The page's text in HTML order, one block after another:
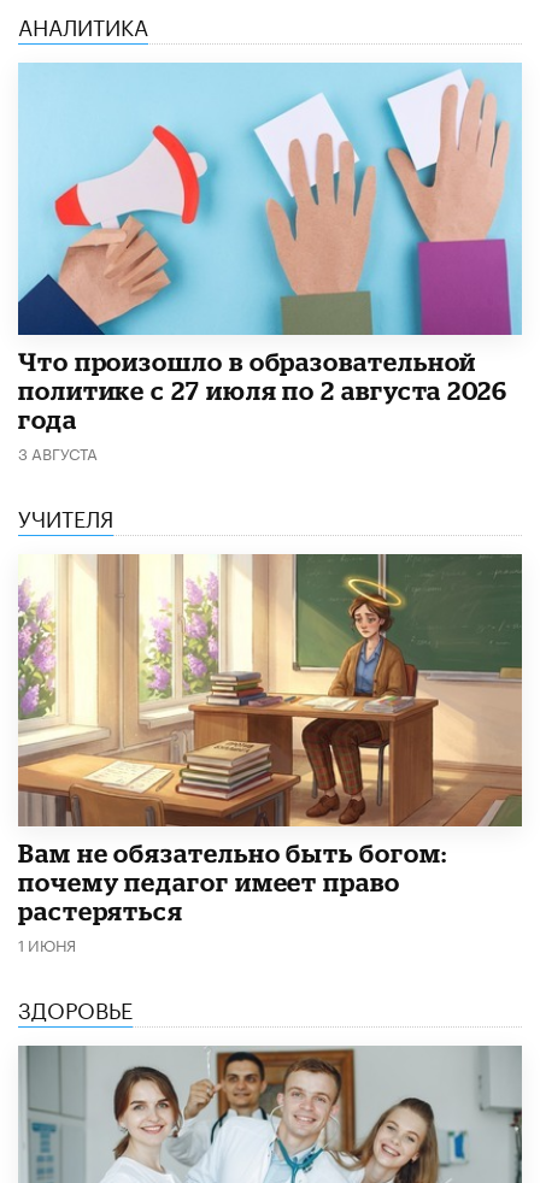
АНАЛИТИКА
​Что произошло в образовательной
политике с 27 июля по 2 августа 2026
года
3 АВГУСТА
УЧИТЕЛЯ
​Вам не обязательно быть богом:
почему педагог имеет право
растеряться
1 ИЮНЯ
ЗДОРОВЬЕ